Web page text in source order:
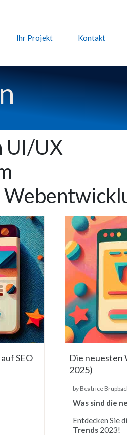
Ihr Projekt Kontakt
UI/UX
SEO
Die neuesten
2025)
by Beatrice
Was sind die
Entdecken Sie
Trends2023!